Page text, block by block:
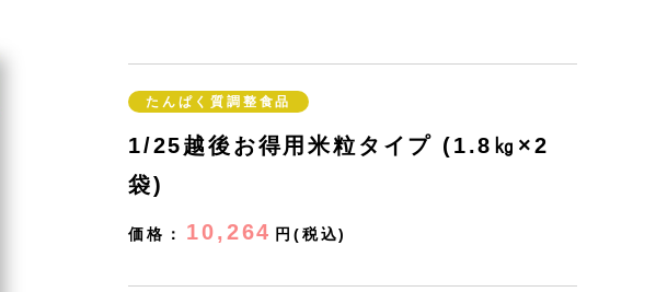
【定期購入】低糖質食品
たんぱく質調整食品
1/25越後お得用米粒タイプ (1.8㎏×2
袋)
価格： 10,264 円(税込)